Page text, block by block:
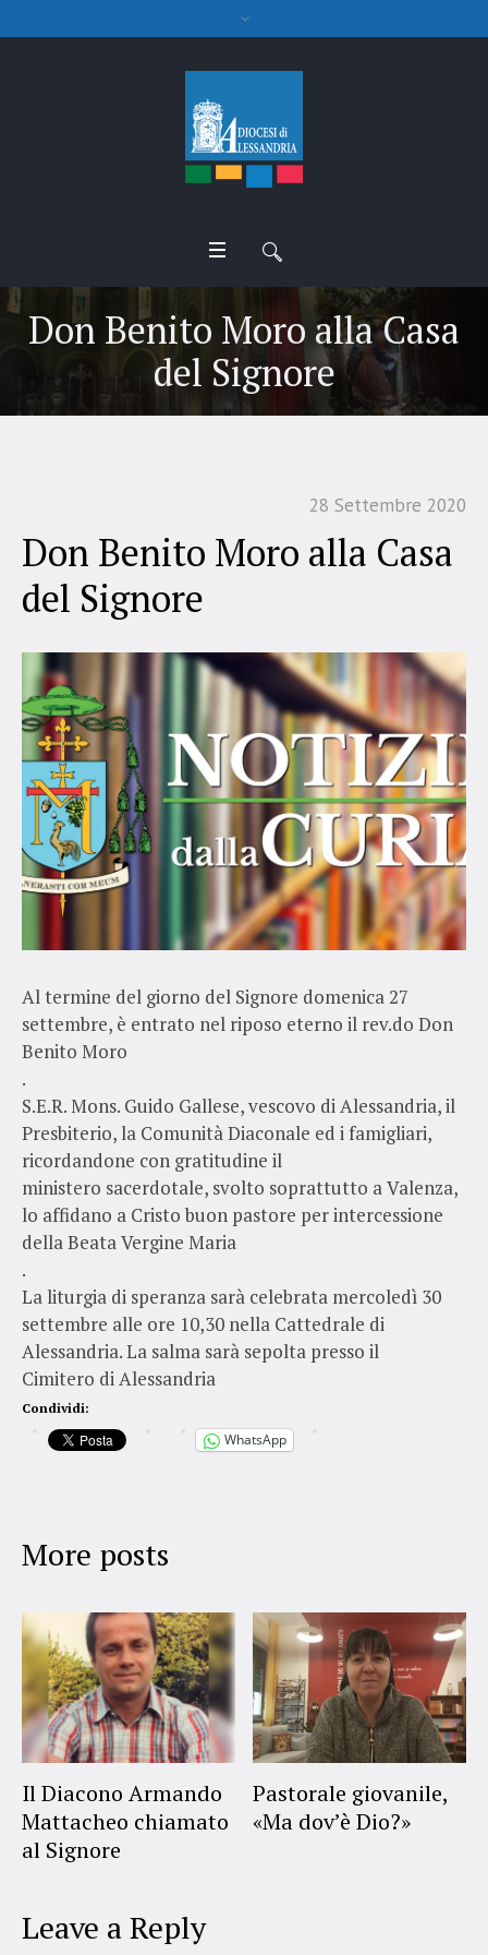
Don Benito Moro alla Casa
del Signore
28 Settembre 2020
Don Benito Moro alla Casa
del Signore
Al termine del giorno del Signore domenica 27
settembre, è entrato nel riposo eterno il rev.do Don
Benito Moro
.
S.E.R. Mons. Guido Gallese, vescovo di Alessandria, il
Presbiterio, la Comunità Diaconale ed i famigliari,
ricordandone con gratitudine il
ministero sacerdotale, svolto soprattutto a Valenza,
lo affidano a Cristo buon pastore per intercessione
della Beata Vergine Maria
.
La liturgia di speranza sarà celebrata mercoledì 30
settembre alle ore 10,30 nella Cattedrale di
Alessandria. La salma sarà sepolta presso il
Cimitero di Alessandria
Condividi:
WhatsApp
More posts
Il Diacono Armando
Mattacheo chiamato
al Signore
Pastorale giovanile,
«Ma dov’è Dio?»
Leave a Reply